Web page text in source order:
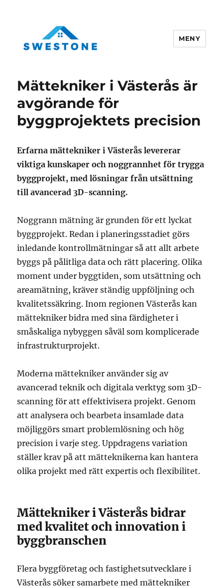
MENY
Mättekniker i Västerås är
avgörande för
byggprojektets precision
Erfarna mättekniker i Västerås levererar
viktiga kunskaper och noggrannhet för trygga
byggprojekt, med lösningar från utsättning
till avancerad 3D-scanning.
Noggrann mätning är grunden för ett lyckat
byggprojekt. Redan i planeringsstadiet görs
inledande kontrollmätningar så att allt arbete
byggs på pålitliga data och rätt placering. Olika
moment under byggtiden, som utsättning och
areamätning, kräver ständig uppföljning och
kvalitetssäkring. Inom regionen Västerås kan
mättekniker bidra med sina färdigheter i
småskaliga nybyggen såväl som komplicerade
infrastrukturprojekt.
Moderna mättekniker använder sig av
avancerad teknik och digitala verktyg som 3D-
scanning för att effektivisera projekt. Genom
att analysera och bearbeta insamlade data
möjliggörs smart problemlösning och hög
precision i varje steg. Uppdragens variation
ställer krav på att mätteknikerna kan hantera
olika projekt med rätt expertis och flexibilitet.
Mättekniker i Västerås bidrar
med kvalitet och innovation i
byggbranschen
Flera byggföretag och fastighetsutvecklare i
Västerås söker samarbete med mättekniker